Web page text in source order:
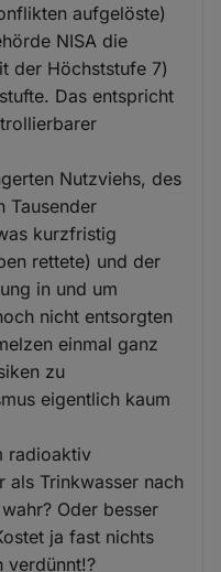
aufgelöste)
NISA die
der Höchststufe 7)
Das entspricht
Nutzviehs, des
Tausender
kurzfristig
rettete) und der
in und um
nicht entsorgten
einmal ganz
zu
eigentlich kaum
radioaktiv
als Trinkwasser nach
Oder besser
ja fast nichts
verdünnt!?